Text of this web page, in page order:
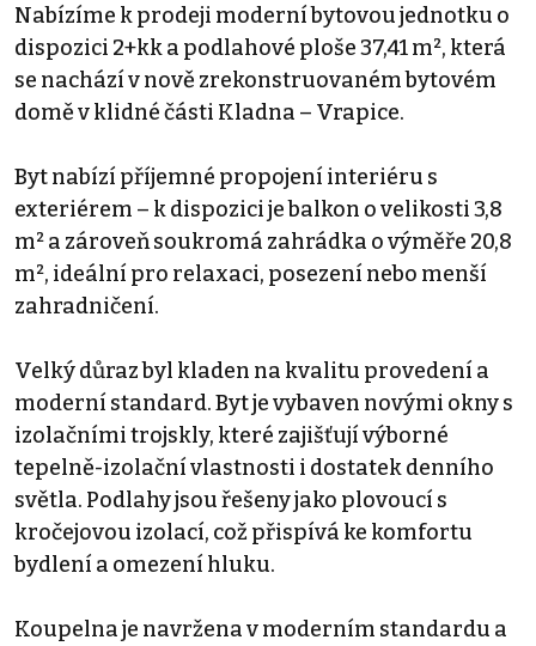
Nabízíme k prodeji moderní bytovou jednotku o
dispozici 2+kk a podlahové ploše 37,41 m², která
se nachází v nově zrekonstruovaném bytovém
domě v klidné části Kladna – Vrapice.
Byt nabízí příjemné propojení interiéru s
exteriérem – k dispozici je balkon o velikosti 3,8
m² a zároveň soukromá zahrádka o výměře 20,8
m², ideální pro relaxaci, posezení nebo menší
zahradničení.
Velký důraz byl kladen na kvalitu provedení a
moderní standard. Byt je vybaven novými okny s
izolačními trojskly, které zajišťují výborné
tepelně-izolační vlastnosti i dostatek denního
světla. Podlahy jsou řešeny jako plovoucí s
kročejovou izolací, což přispívá ke komfortu
bydlení a omezení hluku.
Koupelna je navržena v moderním standardu a